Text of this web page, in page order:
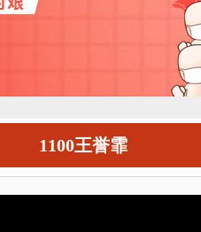
1100王誉霏